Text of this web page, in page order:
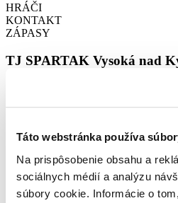
Táto webstránka používa
Na prispôsobenie obsahu a
sociálnych médií a analýzu
súbory cookie. Informácie o
HRÁČI
KONTAKT
ZÁPASY
TJ SPARTAK Vysoká nad